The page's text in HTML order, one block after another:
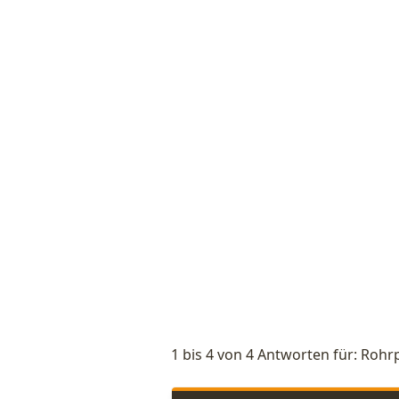
1 bis 4 von 4 Antworten für: